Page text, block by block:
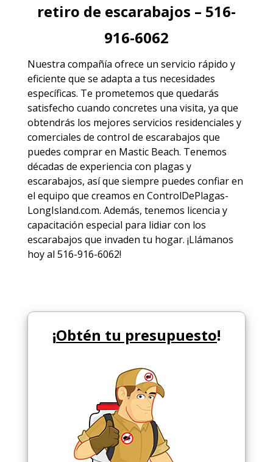
retiro de escarabajos – 516-
916-6062
Nuestra compañía ofrece un servicio rápido y
eficiente que se adapta a tus necesidades
específicas. Te prometemos que quedarás
satisfecho cuando concretes una visita, ya que
obtendrás los mejores servicios residenciales y
comerciales de control de escarabajos que
puedes comprar en Mastic Beach. Tenemos
décadas de experiencia con plagas y
escarabajos, así que siempre puedes confiar en
el equipo que creamos en ControlDePlagas-
LongIsland.com. Además, tenemos licencia y
capacitación especial para lidiar con los
escarabajos que invaden tu hogar. ¡Llámanos
hoy al 516-916-6062!
¡Obtén tu presupuesto!